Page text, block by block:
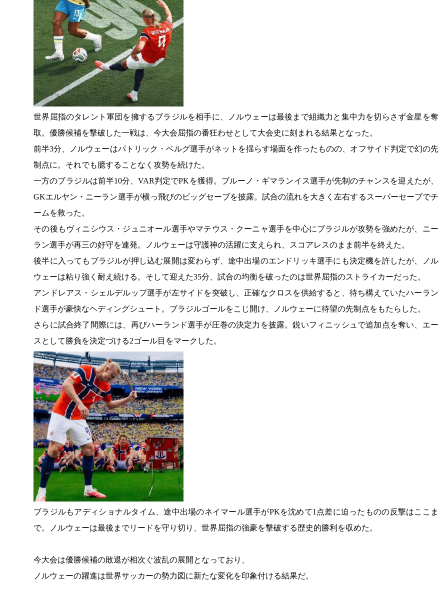
世界屈指のタレント軍団を擁するブラジルを相手に、ノルウェーは最後まで組織力と集中力を切らさず金星を奪
取。優勝候補を撃破した一戦は、今大会屈指の番狂わせとして大会史に刻まれる結果となった。
前半3分、ノルウェーはパトリック・ベルグ選手がネットを揺らす場面を作ったものの、オフサイド判定で幻の先
制点に。それでも臆することなく攻勢を続けた。
一方のブラジルは前半10分、VAR判定でPKを獲得。ブルーノ・ギマランイス選手が先制のチャンスを迎えたが、
GKエルヤン・ニーラン選手が横っ飛びのビッグセーブを披露。試合の流れを大きく左右するスーパーセーブでチ
ームを救った。
その後もヴィニシウス・ジュニオール選手やマテウス・クーニャ選手を中心にブラジルが攻勢を強めたが、ニー
ラン選手が再三の好守を連発。ノルウェーは守護神の活躍に支えられ、スコアレスのまま前半を終えた。
後半に入ってもブラジルが押し込む展開は変わらず、途中出場のエンドリッキ選手にも決定機を許したが、ノル
ウェーは粘り強く耐え続ける。そして迎えた35分、試合の均衡を破ったのは世界屈指のストライカーだった。
アンドレアス・シェルデルップ選手が左サイドを突破し、正確なクロスを供給すると、待ち構えていたハーラン
ド選手が豪快なヘディングシュート。ブラジルゴールをこじ開け、ノルウェーに待望の先制点をもたらした。
さらに試合終了間際には、再びハーランド選手が圧巻の決定力を披露。鋭いフィニッシュで追加点を奪い、エー
スとして勝負を決定づける2ゴール目をマークした。
ブラジルもアディショナルタイム、途中出場のネイマール選手がPKを沈めて1点差に迫ったものの反撃はここま
で。ノルウェーは最後までリードを守り切り、世界屈指の強豪を撃破する歴史的勝利を収めた。
今大会は優勝候補の敗退が相次ぐ波乱の展開となっており、
ノルウェーの躍進は世界サッカーの勢力図に新たな変化を印象付ける結果だ。